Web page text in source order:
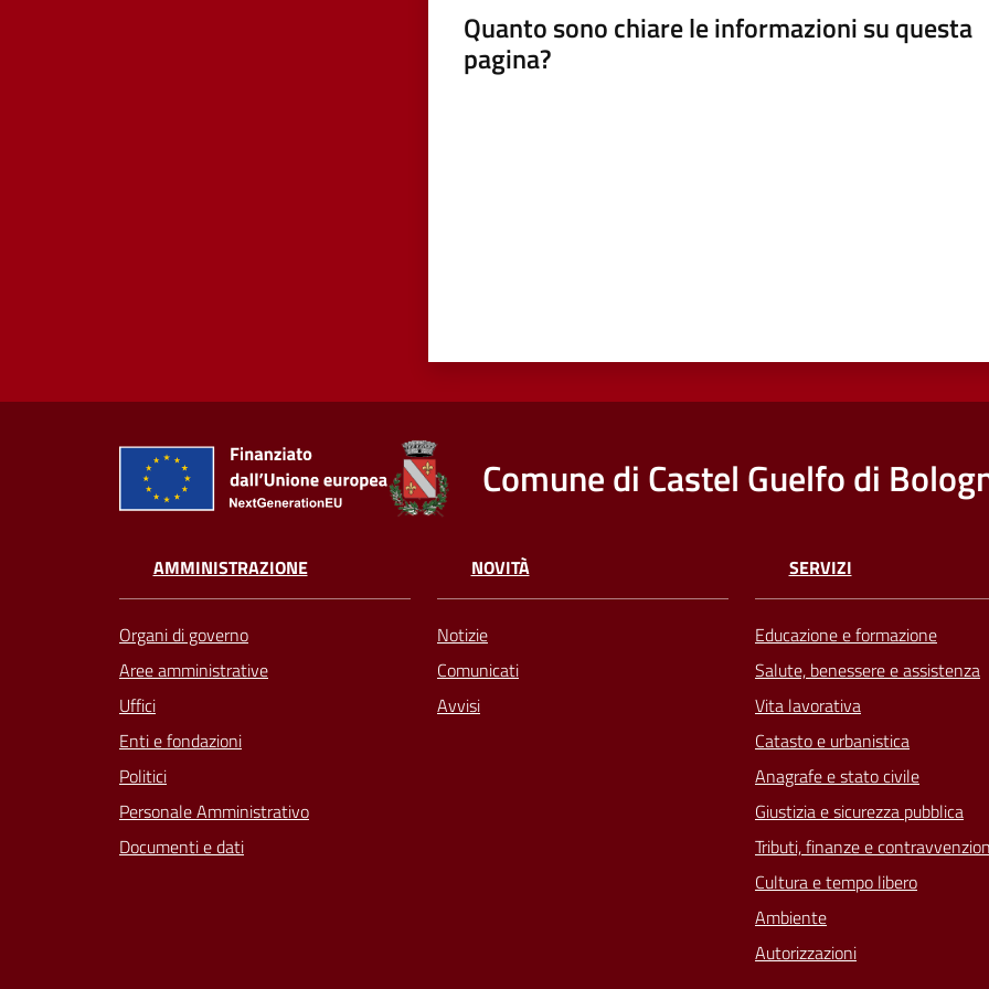
Quanto sono chiare le informazioni su questa
pagina?
Comune di Castel Guelfo di
AMMINISTRAZIONE
Organi di governo
Aree amministrative
Uffici
Enti e fondazioni
Politici
Personale Amministrativo
Documenti e dati
NOVITÀ
Notizie
Comunicati
Avvisi
SERVIZI
Educazione e formazione
Salute, benessere e assistenza
Vita lavorativa
Catasto e urbanistica
Anagrafe e stato civile
Giustizia e sicurezza pubblica
Tributi, finanze e
Cultura e tempo libero
Ambiente
Autorizzazioni